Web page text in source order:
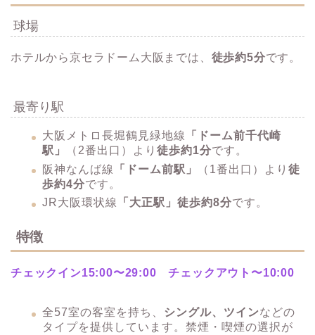
球場
ホテルから京セラドーム大阪までは、 徒歩約5分です。
最寄り駅
大阪メトロ長堀鶴見緑地線
「ドーム前千代崎
駅」
（2番出口）より 徒歩約1分です。​
阪神なんば線
「ドーム前駅」 （​1番出口）より 徒
歩約4分​です。
JR大阪環状線
「大正駅」徒歩約8分です。
特徴
チェックイン15:00〜29:00 チェックアウト〜10:00
全57室の客室を持ち、 シングル、ツインなどの
タイプを提供しています。禁煙・喫煙の選択が